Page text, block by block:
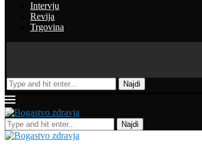
Intervju
Revija
Trgovina
Najdi
Najdi